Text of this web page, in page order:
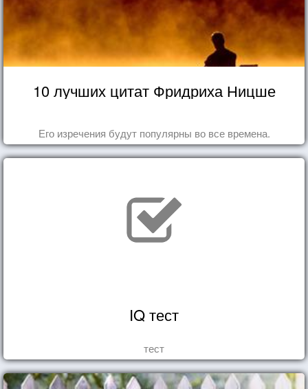
10 лучших цитат Фридриха Ницше
Его изречения будут популярны во все времена.
IQ тест
тест